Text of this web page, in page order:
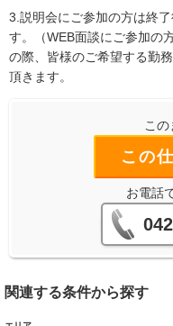
3.説明会にご参加の方は終
す。（WEB面談にご参加の
の際、皆様のご希望する勤
頂きます。
この
この
お電話
関連する条件から探す